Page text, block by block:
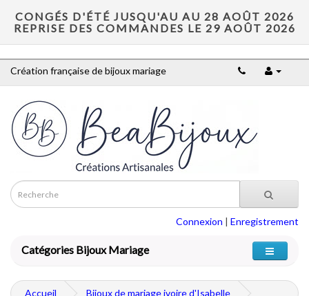
CONGÉS D'ÉTÉ JUSQU'AU AU 28 AOÛT 2026
REPRISE DES COMMANDES LE 29 AOÛT 2026
Création française de bijoux mariage
Connexion | Enregistrement
Catégories Bijoux Mariage
Accueil Bijoux de mariage ivoire d'Isabelle